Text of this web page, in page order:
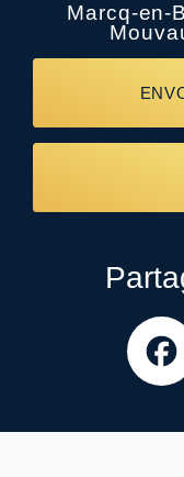
Marcq-en-